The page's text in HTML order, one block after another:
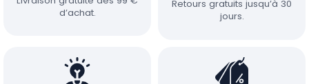
d’achat.
Retours gratuits jusqu’à 30
jours.